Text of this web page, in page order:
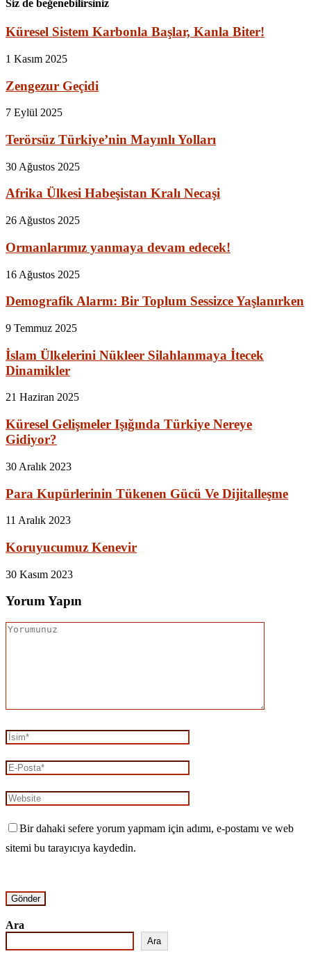
Siz de beğenebilirsiniz
Küresel Sistem Karbonla Başlar, Kanla Biter!
1 Kasım 2025
Zengezur Geçidi
7 Eylül 2025
Terörsüz Türkiye’nin Mayınlı Yolları
30 Ağustos 2025
Afrika Ülkesi Habeşistan Kralı Necaşi
26 Ağustos 2025
Ormanlarımız yanmaya devam edecek!
16 Ağustos 2025
Demografik Alarm: Bir Toplum Sessizce Yaşlanırken
9 Temmuz 2025
İslam Ülkelerini Nükleer Silahlanmaya İtecek
Dinamikler
21 Haziran 2025
Küresel Gelişmeler Işığında Türkiye Nereye
Gidiyor?
30 Aralık 2023
Para Kupürlerinin Tükenen Gücü Ve Dijitalleşme
11 Aralık 2023
Koruyucumuz Kenevir
30 Kasım 2023
Yorum Yapın
Bir dahaki sefere yorum yapmam için adımı, e-postamı ve web
sitemi bu tarayıcıya kaydedin.
Ara
Ara